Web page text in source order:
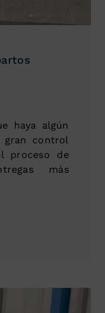
haya algún
gran control
proceso de
más